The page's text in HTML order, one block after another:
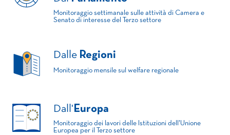
Monitoraggio settimanale sulle attività di Camera e
Senato di interesse del Terzo settore
Dalle Regioni
Monitoraggio mensile sul welfare regionale
Dall' Europa
Monitoraggio dei lavori delle Istituzioni dell'Unione
Europea per il Terzo settore